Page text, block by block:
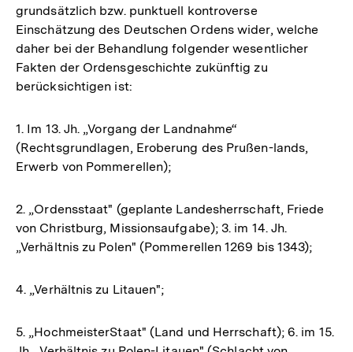
grundsätzlich bzw. punktuell kontroverse
Einschätzung des Deutschen Ordens wider, welche
daher bei der Behandlung folgender wesentlicher
Fakten der Ordensgeschichte zukünftig zu
berücksichtigen ist:
1. Im 13. Jh. „Vorgang der Landnahme“
(Rechtsgrundlagen, Eroberung des Prußen-lands,
Erwerb von Pommerellen);
2. „Ordensstaat" (geplante Landesherrschaft, Friede
von Christburg, Missionsaufgabe); 3. im 14. Jh.
„Verhältnis zu Polen" (Pommerellen 1269 bis 1343);
4. „Verhältnis zu Litauen";
5. „HochmeisterStaat" (Land und Herrschaft); 6. im 15.